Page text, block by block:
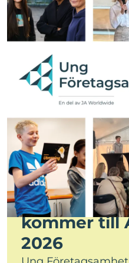
Ung
kommer till
2026